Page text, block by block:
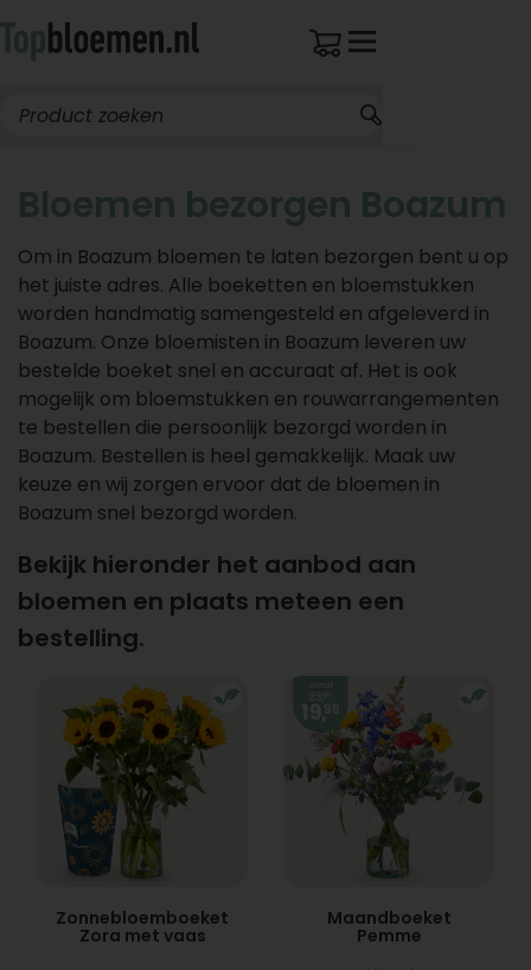
Bloemen bezorgen Boazum
Om in Boazum bloemen te laten bezorgen bent u op
het juiste adres. Alle boeketten en bloemstukken
worden handmatig samengesteld en afgeleverd in
Boazum. Onze bloemisten in Boazum leveren uw
bestelde boeket snel en accuraat af. Het is ook
mogelijk om bloemstukken en rouwarrangementen
te bestellen die persoonlijk bezorgd worden in
Boazum. Bestellen is heel gemakkelijk. Maak uw
keuze en wij zorgen ervoor dat de bloemen in
Boazum snel bezorgd worden.
Bekijk hieronder het aanbod aan
bloemen en plaats meteen een
bestelling.
Zonnebloemboeket
Zora met vaas
Maandboeket
Pemme